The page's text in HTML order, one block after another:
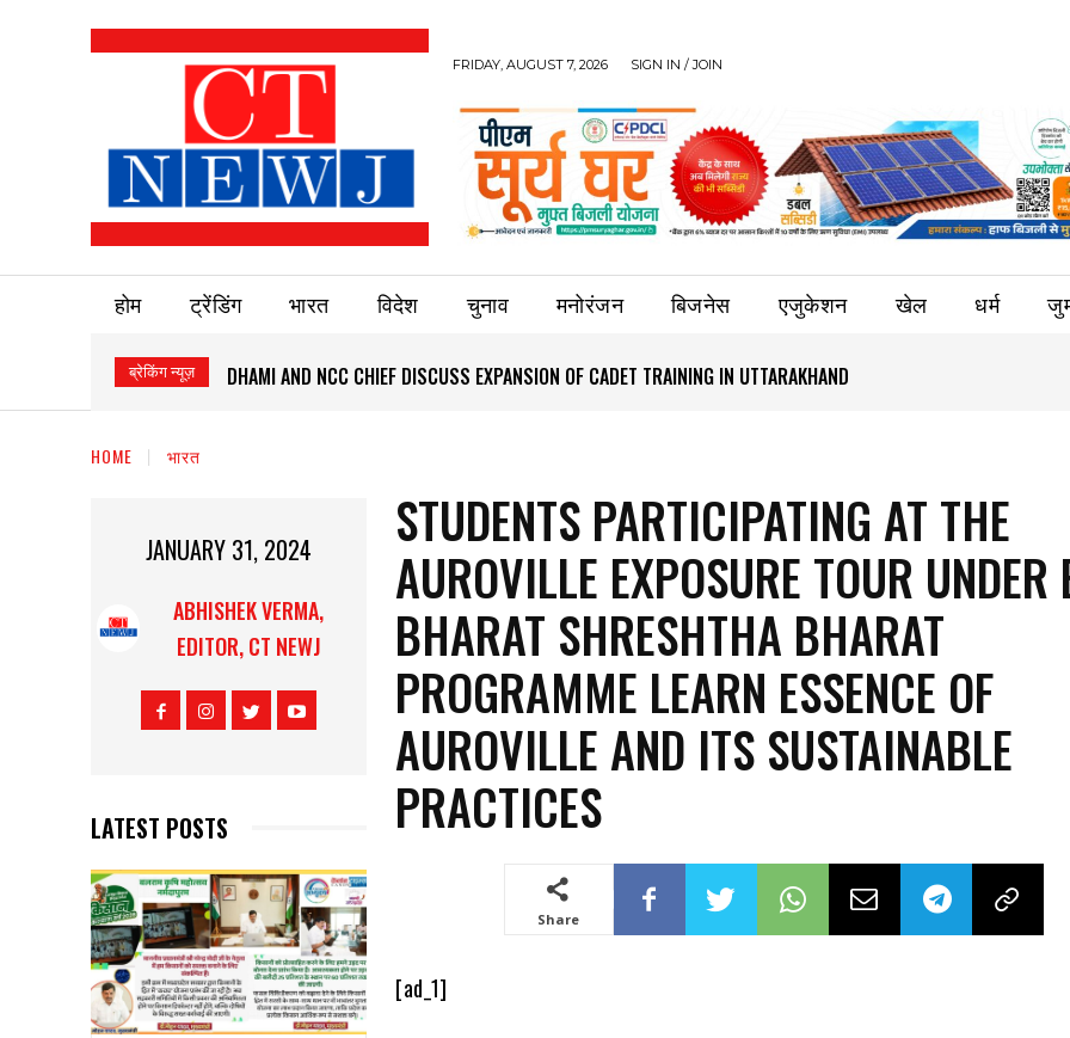
FRIDAY, AUGUST 7, 2026 SIGN IN / JOIN
होम ट्रेंडिंग भारत विदेश चुनाव मनोरंजन बिजनेस एजुकेशन खेल धर्म
ब्रेकिंग न्यूज़ DHAMI AND NCC CHIEF DISCUSS EXPANSION OF CADET TRAINING IN UTTARAKHAND
HOME भारत
JANUARY 31, 2024
ABHISHEK VERMA,
EDITOR, CT NEWJ
LATEST POSTS
STUDENTS PARTICIPATING AT THE
AUROVILLE EXPOSURE TOUR UNDER
BHARAT SHRESHTHA BHARAT
PROGRAMME LEARN ESSENCE OF
AUROVILLE AND ITS SUSTAINABLE
PRACTICES
Share
[ad_1]